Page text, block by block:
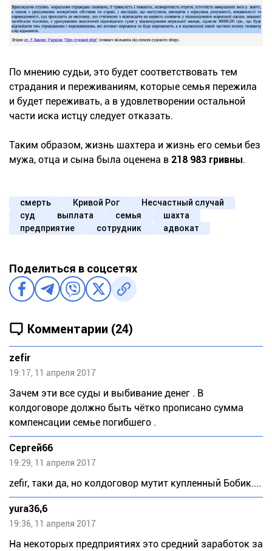
По мнению судьи, это будет соответствовать тем
страдания и переживаниям, которые семья пережила
и будет переживать, а в удовлетворении остальной
части иска истцу следует отказать.
Таким образом, жизнь шахтера и жизнь его семьи без
мужа, отца и сына была оценена в 218 983 гривны.
смерть Кривой Рог
Несчастный случай
суд
выплата семья
шахта
предприятие
сотрудник адвокат
Поделиться в соцсетях
Комментарии (24)
zefir
19:17, 11 апреля 2017
Зачем эти все суды и выбивание денег . В
колдоговоре должно быть чётко прописано сумма
компенсации семье погибшего .
Сергей66
19:29, 11 апреля 2017
zеfir, таки да, но колдоговор мутит купленный Бобик....
yura36,6
19:36, 11 апреля 2017
На некоторых предприятиях это средний заработок за